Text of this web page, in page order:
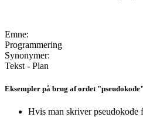
Emne:
Programmering
Synonymer:
Tekst - Plan
Eksempler på brug af ordet "pseudokode"
Hvis man skriver pseudokode